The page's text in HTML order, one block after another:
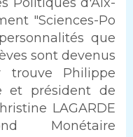
"Sciences-Po
que
sont devenus
Philippe
et président de
LAGARDE
Monétaire